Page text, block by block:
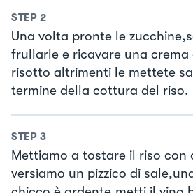
STEP 2
Una volta pronte le
frullarle e ricavare una crema
risotto altrimenti le mettete
termine della cottura del riso.
STEP 3
Mettiamo a tostare il riso con
versiamo un pizzico di